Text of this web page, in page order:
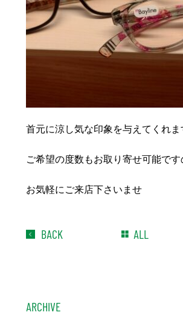
首元に涼し気な印象を与えてくれま
ご希望の度数もお取り寄せ可能です
お気軽にご来店下さいませ
BACK ALL
ARCHIVE